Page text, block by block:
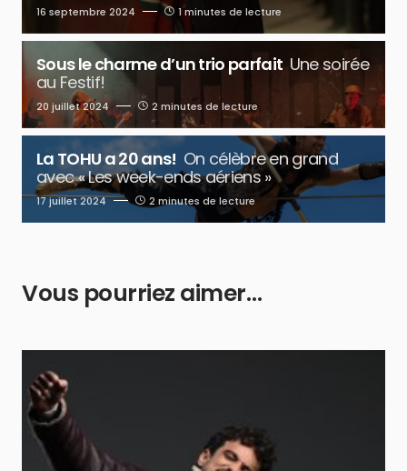
16 septembre 2024 1 minutes de lecture
Sous le charme d’un trio parfait Une soirée
au Festif!
20 juillet 2024 2 minutes de lecture
La TOHU a 20 ans! On célèbre en grand
avec « Les week-ends aériens »
17 juillet 2024 2 minutes de lecture
Vous pourriez aimer…